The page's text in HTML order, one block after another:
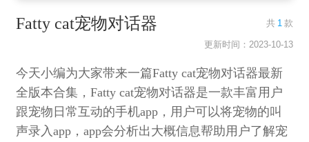
Fatty cat宠物对话器 共 1 款
更新时间：2023-10-13
今天小编为大家带来一篇Fatty cat宠物对话器最新
全版本合集，Fatty cat宠物对话器是一款丰富用户
跟宠物日常互动的手机app，用户可以将宠物的叫
声录入app，app会分析出大概信息帮助用户了解宠